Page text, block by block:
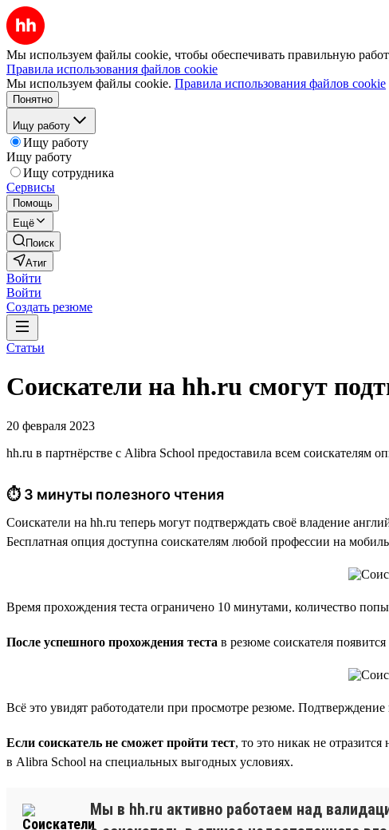
Мы используем файлы cookie, чтобы обеспечивать правильную
Правила использования файлов cookie
Мы используем файлы cookie. Правила использования файлов cookie
Понятно
Ищу работу
Ищу работу
Ищу работу
Ищу сотрудника
Сервисы
Помощь
Ещё
Поиск
Атиг
Войти
Войти
Создать резюме
Статьи
Соискатели на hh.ru смогут
20 февраля 2023
hh.ru в партнёрстве с Alibra School предоставила всем соискателям
⏱ 3 минуты полезного чтения
Соискатели на hh.ru теперь могут подтверждать своё владение
Бесплатная опция доступна соискателям любой профессии на
Время прохождения теста ограничено 10 минутами, количество
После успешного прохождения теста в резюме соискателя
Всё это увидят работодатели при просмотре резюме.
Если соискатель не сможет пройти тест, то это никак не
в Alibra School на специальных выгодных условиях.
Мы в hh.ru активно работаем над